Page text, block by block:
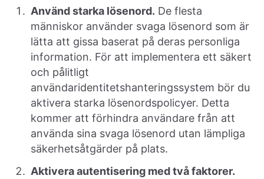
Använd starka lösenord. De flesta
människor använder svaga lösenord som är
lätta att gissa baserat på deras personliga
information. För att implementera ett säkert
och pålitligt
användaridentitetshanteringssystem bör du
aktivera starka lösenordspolicyer. Detta
kommer att förhindra användare från att
använda sina svaga lösenord utan lämpliga
säkerhetsåtgärder på plats.
Aktivera autentisering med två faktorer.